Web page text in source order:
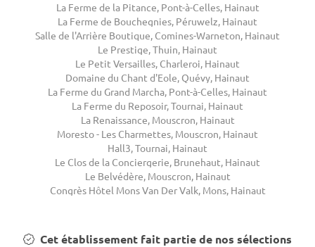
La Ferme de la Pitance, Pont-à-Celles, Hainaut
La Ferme de Bouchegnies, Péruwelz, Hainaut
Salle de l'Arrière Boutique, Comines-Warneton, Hainaut
Le Prestige, Thuin, Hainaut
Le Petit Versailles, Charleroi, Hainaut
Domaine du Chant d'Eole, Quévy, Hainaut
La Ferme du Grand Marcha, Pont-à-Celles, Hainaut
La Ferme du Reposoir, Tournai, Hainaut
La Renaissance, Mouscron, Hainaut
Moresto - Les Charmettes, Mouscron, Hainaut
Hall3, Tournai, Hainaut
Le Clos de la Conciergerie, Brunehaut, Hainaut
Le Belvédère, Mouscron, Hainaut
Congrès Hôtel Mons Van Der Valk, Mons, Hainaut
Cet établissement fait partie de nos sélections